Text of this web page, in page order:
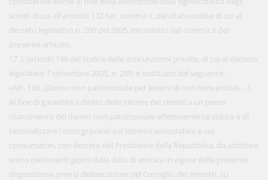
sconti di cui all'articolo 132-ter, comma 1, del citato codice di cui al
decreto legislativo n. 209 del 2005, introdotto dal comma 6 del
presente articolo.
17. L'articolo 138 del codice delle assicurazioni private, di cui al decreto
legislativo 7 settembre 2005, n. 209, è sostituito dal seguente:
«Art. 138. (Danno non patrimoniale per lesioni di non lieve entità). - 1.
Al fine di garantire il diritto delle vittime dei sinistri a un pieno
risarcimento del danno non patrimoniale effettivamente subìto e di
razionalizzare i costi gravanti sul sistema assicurativo e sui
consumatori, con decreto del Presidente della Repubblica, da adottare
entro centoventi giorni dalla data di entrata in vigore della presente
disposizione, previa deliberazione del Consiglio dei ministri, su